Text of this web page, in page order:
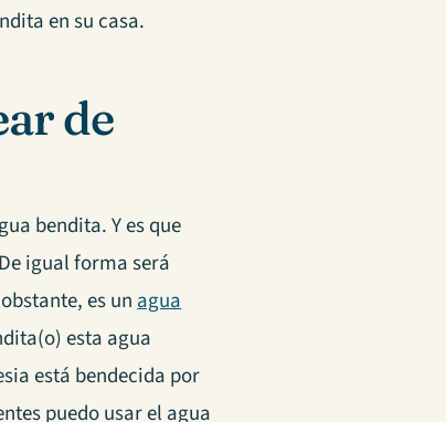
en su casa.
de
bendita. Y es que
igual forma será
es unagua
esta agua
está bendecida por
puedo usar el agua